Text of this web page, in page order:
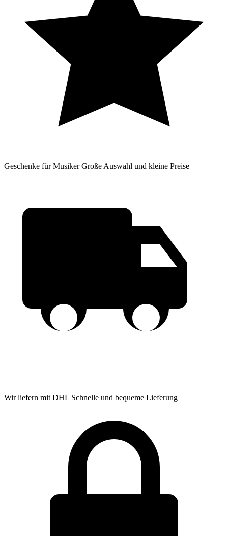
Geschenke für Musiker Große Auswahl und kleine Preise
Wir liefern mit DHL Schnelle und bequeme Lieferung